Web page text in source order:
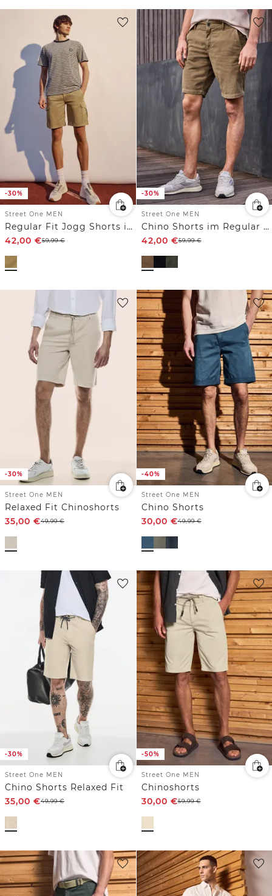
-30%
Street One MEN
Regular Fit Jogg Shorts im Cargo-Look
42,00 €59,99€
-30%
Street One MEN
Chino Shorts im Regular Fit aus Cord
42,00 €59,99€
-30%
Street One MEN
Relaxed Fit Chinoshorts
35,00 €49,99€
-40%
Street One MEN
Chino Shorts
30,00 €49,99€
-30%
Street One MEN
Chino Shorts Relaxed Fit
35,00 €49,99€
-50%
Street One MEN
Chinoshorts
30,00 €59,99€